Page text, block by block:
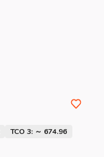
TCO 3: ～ 674.96